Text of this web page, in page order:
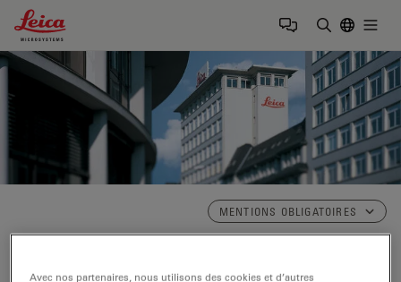
Leica Microsystems Logo
MENTIONS OBLIGATOIRES
Avec nos partenaires, nous utilisons des cookies et d’autres